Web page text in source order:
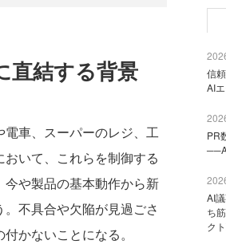
直結する背景
車、スーパーのレジ、工
いて、これらを制御する
や製品の基本動作から新
不具合や欠陥が見過ごさ
かないことになる。
信
AI
PR
AI
ち
ク